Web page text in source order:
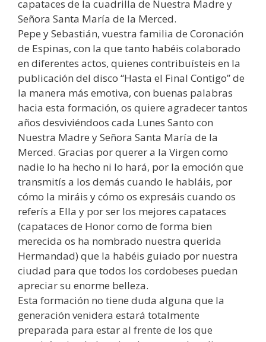
capataces de la cuadrilla de Nuestra Madre y
Señora Santa María de la Merced.
Pepe y Sebastián, vuestra familia de Coronación
de Espinas, con la que tanto habéis colaborado
en diferentes actos, quienes contribuísteis en la
publicación del disco “Hasta el Final Contigo” de
la manera más emotiva, con buenas palabras
hacia esta formación, os quiere agradecer tantos
años desviviéndoos cada Lunes Santo con
Nuestra Madre y Señora Santa María de la
Merced. Gracias por querer a la Virgen como
nadie lo ha hecho ni lo hará, por la emoción que
transmitís a los demás cuando le habláis, por
cómo la miráis y cómo os expresáis cuando os
referís a Ella y por ser los mejores capataces
(capataces de Honor como de forma bien
merecida os ha nombrado nuestra querida
Hermandad) que la habéis guiado por nuestra
ciudad para que todos los cordobeses puedan
apreciar su enorme belleza.
Esta formación no tiene duda alguna que la
generación venidera estará totalmente
preparada para estar al frente de los que